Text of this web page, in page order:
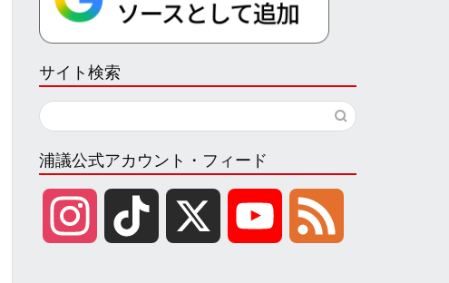
サイト検索
浦議公式アカウント・フィード